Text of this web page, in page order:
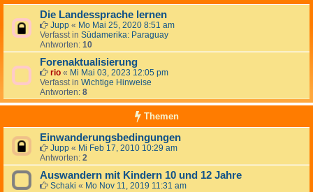
Die Landessprache lernen
Jupp « Mo Mai 25, 2020 8:51 am
Verfasst in Südamerika: Paraguay
Antworten: 10
Forenaktualisierung
rio « Mi Mai 03, 2023 12:05 pm
Verfasst in Wichtige Hinweise
Antworten: 8
Themen
Einwanderungsbedingungen
Jupp « Mi Feb 17, 2010 10:29 am
Antworten: 2
Auswandern mit Kindern 10 und 12 Jahre
Schaki « Mo Nov 11, 2019 11:31 am